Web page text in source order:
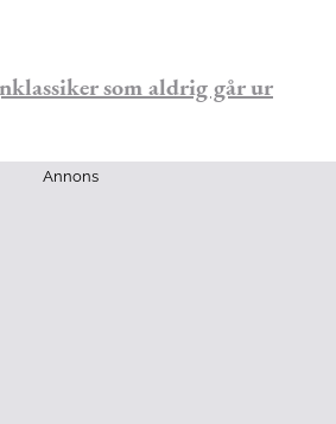
som aldrig går ur
Annons